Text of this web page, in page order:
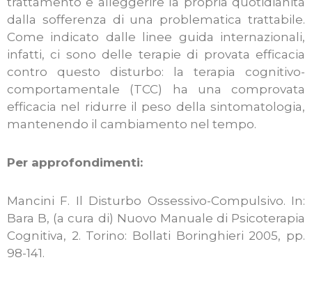
dalla sofferenza di una problematica trattabile.
Come indicato dalle linee guida internazionali,
infatti, ci sono delle terapie di provata efficacia
contro questo disturbo: la terapia cognitivo-
comportamentale (TCC) ha una comprovata
efficacia nel ridurre il peso della sintomatologia,
mantenendo il cambiamento nel tempo.
Per approfondimenti:
Mancini F. Il Disturbo Ossessivo-Compulsivo. In:
Bara B, (a cura di) Nuovo Manuale di Psicoterapia
Cognitiva, 2. Torino: Bollati Boringhieri 2005, pp.
98-141.